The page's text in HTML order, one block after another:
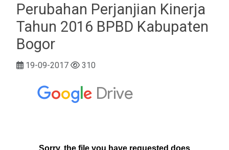
Perubahan Perjanjian Kinerja
Tahun 2016 BPBD Kabupaten
Bogor
19-09-2017 310